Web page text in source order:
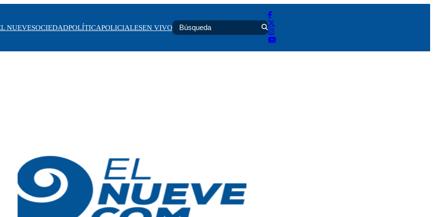
NUEVESOCIEDADPOLÍTICAPOLICIALESEN VIVO